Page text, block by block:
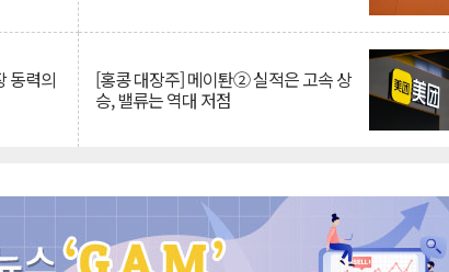
동력의 [홍콩 대장주] 메이퇀② 실적은 고속 상
승, 밸류는 역대 저점